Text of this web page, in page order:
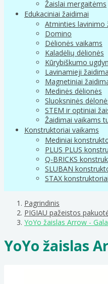
Žaislai mergaitėms
Edukaciniai žaidimai
Atminties lavinimo
Domino
Dėlionės vaikams
Kaladėlių dėlionės
Kūrybiškumo
Lavinamieji
Magnetiniai
Medinės dėlionės
Sluoksninės
STEM ir optiniai
Žaidimai vaikams
Konstruktoriai vaikams
Mediniai
PLUS PLUS
Q-BRICKS
SLUBAN
STAX konstruktoriai
Pagrindinis
PIGIAU pažeistos
YoYo žaislas Arrow -
YoYo žaislas